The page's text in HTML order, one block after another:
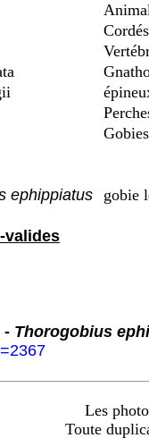
Cordés
Gobies
ephippiatus gobie
valides
- Thorogobius
Les
Toute